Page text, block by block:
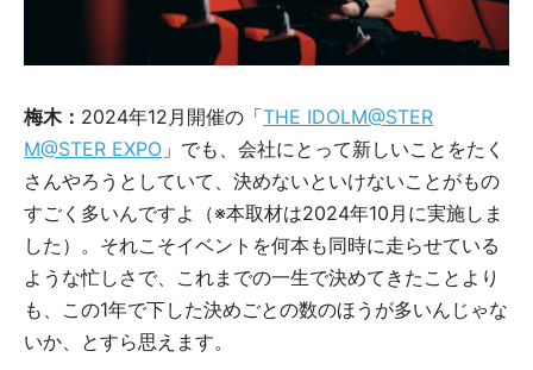
梅木： 2024年12月開催の「THE IDOLM@STER
M@STER EXPO 」でも、会社にとって新しいことをたく
さんやろうとしていて、決めないといけないことがもの
すごく多いんですよ（※本取材は2024年10月に実施しま
した）。それこそイベントを何本も同時に走らせている
ような忙しさで、これまでの一生で決めてきたことより
も、この1年で下した決めごとの数のほうが多いんじゃな
いか、とすら思えます。